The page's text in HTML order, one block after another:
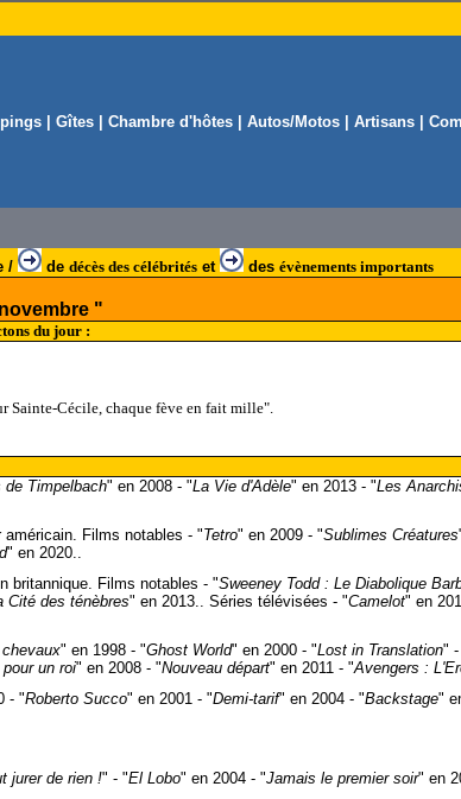
| Gîtes| Chambre d'hôtes| Autos/Motos| Artisans|
/ de décès des célébritéset des évènements importants
"
du jour :
Sainte-Cécile, chaque fève en fait mille".
de Timpelbach" en 2008 - "La Vie d'Adèle" en 2013 - "Les
Films notables - "Tetro" en 2009 - "Sublimes Créatures
" en 2020..
britannique. Films notables - "Sweeney Todd : Le Diabolique
Cité des ténèbres" en 2013.. Séries télévisées - "Camelot" en
" en 1998 - "Ghost World" en 2000 - "Lost in Translation" -
un roi" en 2008 - "Nouveau départ" en 2011 - "Avengers :
- "Roberto Succo" en 2001 - "Demi-tarif" en 2004 - "Backstage"
jurer de rien !" - "El Lobo" en 2004 - "Jamais le premier soir" en